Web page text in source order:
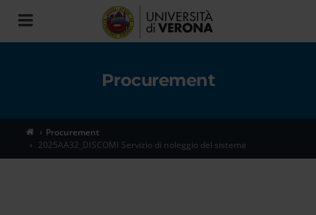
Toggle
navigation
Procurement
Procurement
2025AA32_DISCOMI Servizio di noleggio del sistema